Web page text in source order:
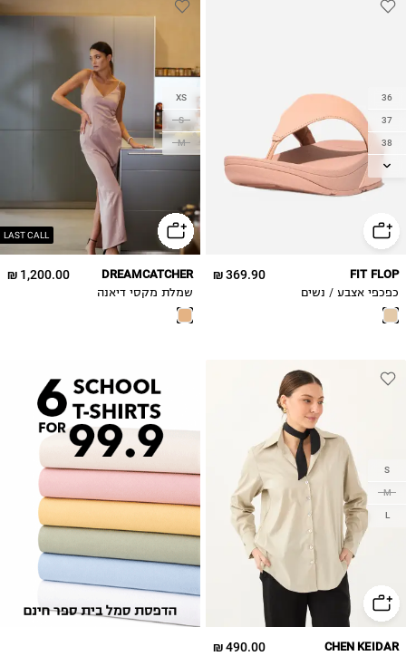
36
37
38
39
40
42
369.90 ₪ FIT FLOP
כפכפי אצבע / נשים
LAST CALL
XS
S
M
1,200.00 ₪ DREAMCATCHER
שמלת מקסי דיאנה
S
M
L
490.00 ₪ CHEN KEIDAR